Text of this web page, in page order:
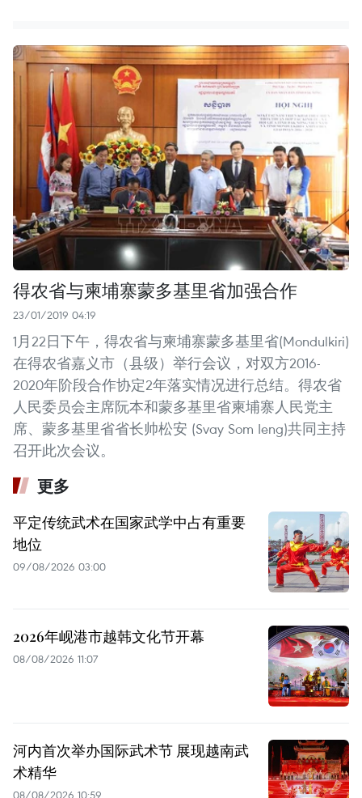
得农省与柬埔寨蒙多基里省加强合作
23/01/2019 04:19
1月22日下午，得农省与柬埔寨蒙多基里省(Mondulkiri)
在得农省嘉义市（县级）举行会议，对双方2016-
2020年阶段合作协定2年落实情况进行总结。得农省
人民委员会主席阮本和蒙多基里省柬埔寨人民党主
席、蒙多基里省省长帅松安 (Svay Som Ieng)共同主持
召开此次会议。
更多
平定传统武术在国家武学中占有重要
地位
09/08/2026 03:00
2026年岘港市越韩文化节开幕
08/08/2026 11:07
河内首次举办国际武术节 展现越南武
术精华
08/08/2026 10:59